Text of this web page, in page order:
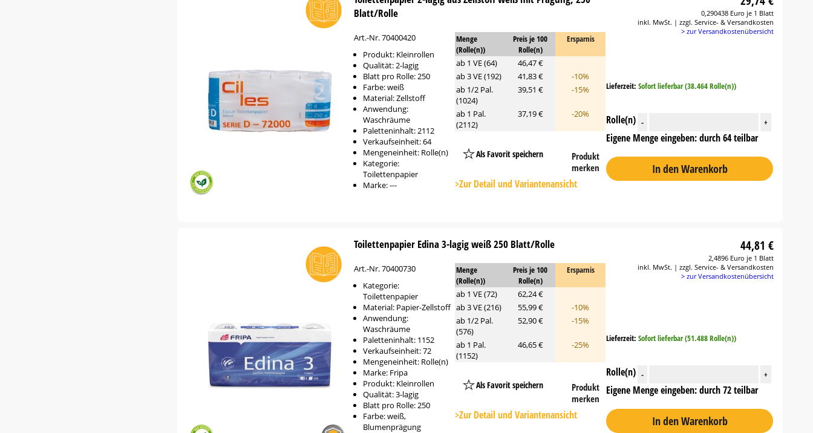
Blatt/Rolle
Art.-Nr. 70400420
Produkt: Kleinrollen
Qualität: 2-lagig
Blatt pro Rolle: 250
Farbe: weiß
Material: Zellstoff
Anwendung:
Waschräume
Paletteninhalt: 2112
Verkaufseinheit: 64
Mengeneinheit: Rolle(n)
Kategorie:
Toilettenpapier
Marke: ---
Menge
(Rolle(n))
Preis je 100
Rolle(n)
Ersparnis
ab 1 VE (64)
46,47 €
ab 3 VE (192)
41,83 €
-10%
ab 1/2 Pal.
(1024)
39,51 € -15%
ab 1 Pal.
(2112)
37,19 € -20%
Als Favorit speichern
Button
Produkt
merken
>Zur Detail und Variantenansicht
0,290438 Euro je 1 Blatt
inkl. MwSt. | zzgl. Service- & Versandkosten
> zur Versandkostenübersicht
Lieferzeit:Sofort lieferbar (38.464 Rolle(n))
Rolle(n) - +
Eigene Menge eingeben: durch 64 teilbar
In den Warenkorb
Toilettenpapier Edina 3-lagig weiß 250 Blatt/Rolle
Art.-Nr. 70400730
Kategorie:
Toilettenpapier
Material: Papier-Zellstoff
Anwendung:
Waschräume
Paletteninhalt: 1152
Verkaufseinheit: 72
Mengeneinheit: Rolle(n)
Marke: Fripa
Produkt: Kleinrollen
Qualität: 3-lagig
Blatt pro Rolle: 250
Farbe: weiß,
Blumenprägung
Menge
(Rolle(n))
Preis je 100
Rolle(n)
Ersparnis
ab 1 VE (72)
62,24 €
ab 3 VE (216)
55,99 €
-10%
ab 1/2 Pal.
(576)
52,90 € -15%
ab 1 Pal.
(1152)
46,65 € -25%
Als Favorit speichern
Button
Produkt
merken
>Zur Detail und Variantenansicht
44,81 €
2,4896 Euro je 1 Blatt
inkl. MwSt. | zzgl. Service- & Versandkosten
> zur Versandkostenübersicht
Lieferzeit:Sofort lieferbar (51.488 Rolle(n))
Rolle(n) - +
Eigene Menge eingeben: durch 72 teilbar
In den Warenkorb